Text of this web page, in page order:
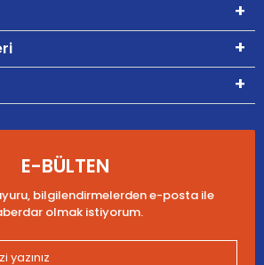
E-BÜLTEN
bilgilendirmelerden e-posta ile
olmak istiyorum.